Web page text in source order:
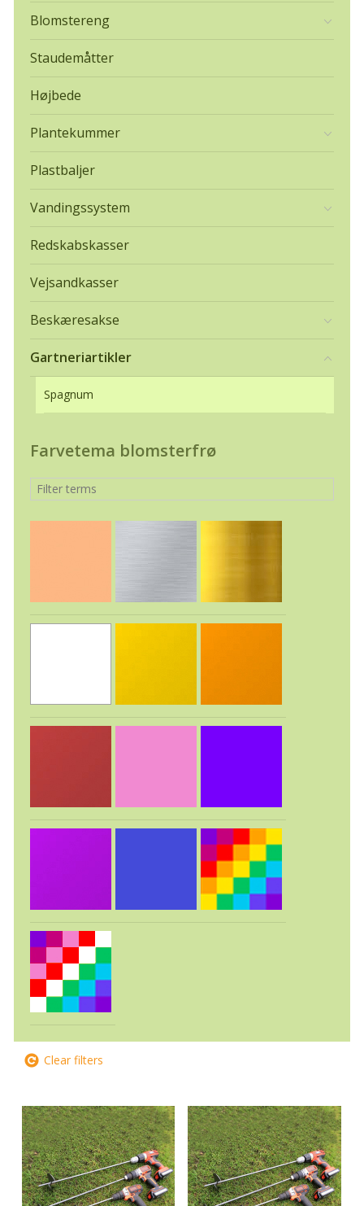
Blomstereng
Staudemåtter
Højbede
Plantekummer
Plastbaljer
Vandingssystem
Redskabskasser
Vejsandkasser
Beskæresakse
Gartneriartikler
Spagnum
Farvetema blomsterfrø
Clear filters